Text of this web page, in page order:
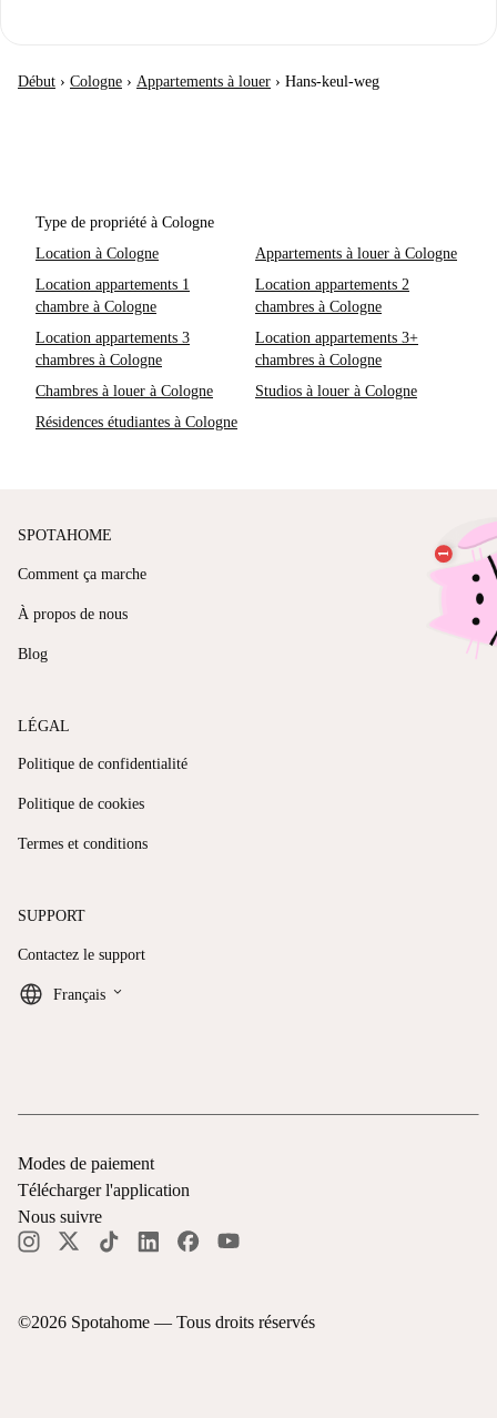
Début › Cologne › Appartements à louer › Hans-keul-weg
Type de propriété à Cologne
Location à Cologne
Appartements à louer à Cologne
Location appartements 1
chambre à Cologne
Location appartements 2
chambres à Cologne
Location appartements 3
chambres à Cologne
Location appartements 3+
chambres à Cologne
Chambres à louer à Cologne
Studios à louer à Cologne
Résidences étudiantes à Cologne
SPOTAHOME
Comment ça marche
À propos de nous
Blog
LÉGAL
Politique de confidentialité
Politique de cookies
Termes et conditions
SUPPORT
Contactez le support
Français keyboard_arrow_down
©2026 Spotahome — Tous droits réservés
Modes de paiement
Télécharger l'application
Nous suivre